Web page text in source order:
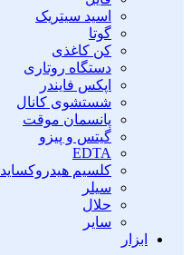
اسید سیتریک
گوتا
کن کاغذی
دستگاه روتاری
اپکس فایندر
شستشوی کانال
پانسمان موقت
گیتس و پیزو
EDTA
کلسیم هیدروکساید
سیلر
حلال
سایر
ابزار